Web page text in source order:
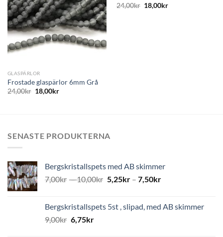
GLASPÄRLOR
Frostade glaspärlor 6mm Grå
24,00kr 18,00kr
24,00kr 18,00kr
SENASTE PRODUKTERNA
Bergskristallspets med AB skimmer
7,00kr –10,00kr 5,25kr– 7,50kr
Bergskristallspets 5st , slipad, med AB skimmer
9,00kr 6,75kr